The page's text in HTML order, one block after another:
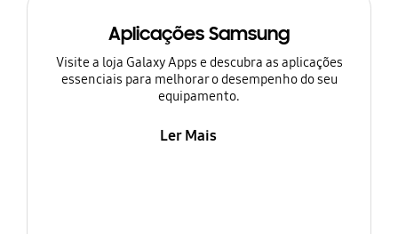
Aplicações Samsung
Visite a loja Galaxy Apps e descubra as aplicações
essenciais para melhorar o desempenho do seu
equipamento.
Ler Mais